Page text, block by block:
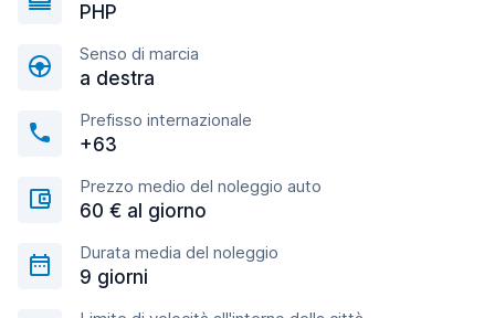
PHP
Senso di marcia
a destra
Prefisso internazionale
+63
Prezzo medio del noleggio auto
60 € al giorno
Durata media del noleggio
9 giorni